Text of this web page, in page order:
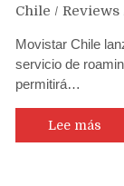
Chile / Reviews
Movistar Chile
servicio de
permitirá…
Lee más